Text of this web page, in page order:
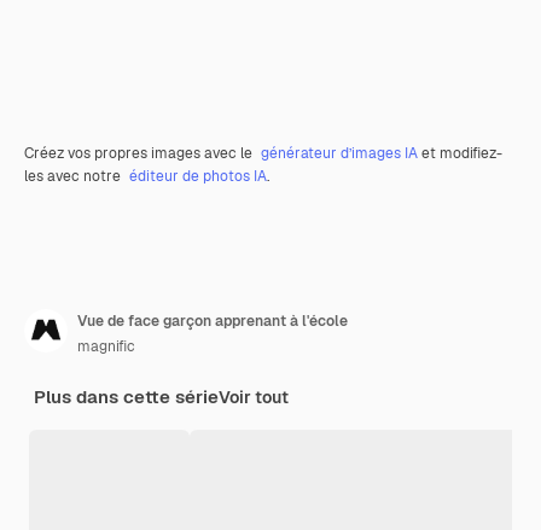
Créez vos propres images avec le générateur d’images IAet modifiez-
les avec notre éditeur de photos IA.
Vue de face garçon apprenant à l'école
magnific
Plus dans cette sérieVoir tout